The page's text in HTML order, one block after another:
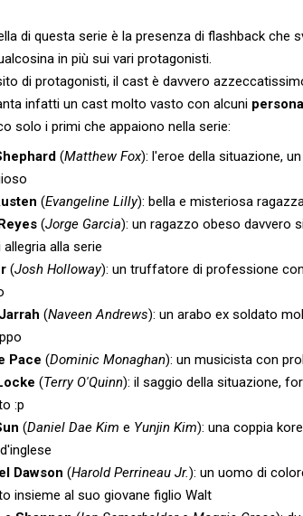
di questa serie è la presenza di flashback che
in più sui vari protagonisti.
di protagonisti, il cast è davvero
infatti un cast molto vasto con alcuni
solo i primi che appaiono nella serie:
(Matthew Fox): l'eroe della situazione,
(Evangeline Lilly): bella e misteriosa
(Jorge Garcia): un ragazzo obeso davvero
alla serie
(Josh Holloway): un truffatore di professione
(Naveen Andrews): un arabo ex soldato
Pace (Dominic Monaghan): un musicista con
(Terry O'Quinn): il saggio della situazione,
:p
(Daniel Dae Kim e Yunjin Kim): una coppia
Dawson (Harold Perrineau Jr.): un uomo di
insieme al suo giovane figlio Walt